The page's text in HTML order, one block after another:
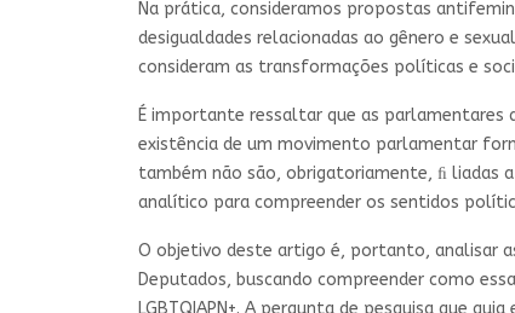
Na prática, consideramos propostas
desigualdades relacionadas ao gênero e
consideram as transformações políticas e
É importante ressaltar que as parlamentares
existência de um movimento parlamentar
também não são, obrigatoriamente, ﬁ liadas
analítico para compreender os sentidos
O objetivo deste artigo é, portanto, analisar
Deputados, buscando compreender como
LGBTQIAPN+. A pergunta de pesquisa que